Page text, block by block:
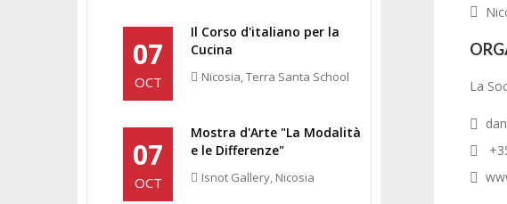
La
07
OCT
Il Corso d'italiano per la
Cucina
Nicosia, Terra Santa School
07
OCT
Mostra d'Arte "La Modalità
e le Differenze"
Isnot Gallery, Nicosia